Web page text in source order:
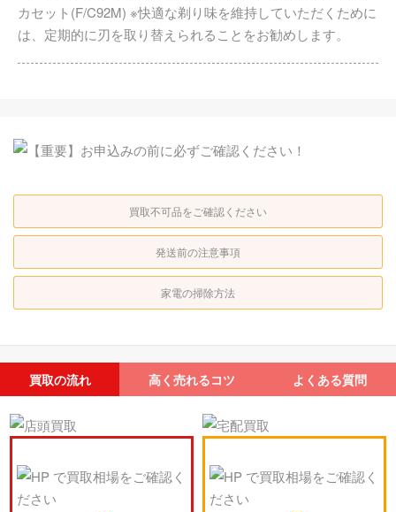
カセット(F/C92M) ※快適な剃り味を維持していただくために
は、定期的に刃を取り替えられることをお勧めします。
買取不可品をご確認ください
発送前の注意事項
家電の掃除方法
買取の流れ 高く売れるコツ よくある質問